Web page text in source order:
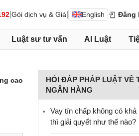
Gói dịch vụ & Giá English Đăng
Luật sư tư vấn AI Luật
cao
HỎI ĐÁP PHÁP LUẬT VỀ
NGÂN HÀNG
Vay tín chấp không có khả
thì giải quyết như thế nào?